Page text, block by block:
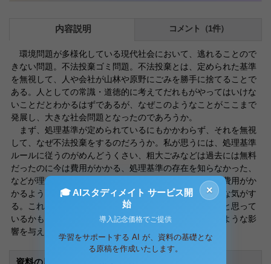
内容説明 コメント（1件）
環境問題が多様化している現代社会において、逃れることので
きない問題。不法投棄ゴミ問題。不法投棄とは、定められた基準
を無視して、人や会社が山林や原野にごみを勝手に捨てることで
ある。人としての常識・道徳的に考えてだれもがやってはいけな
いことだとわかるはずであるが、なぜこのようなことがここまで
発展し、大きな社会問題となったのであろうか。
まず、処理基準が定められているにもかかわらず、それを無視
して、なぜ不法投棄をするのだろうか。私が思うには、処理基準
ルールに従うのがめんどうくさい、粗大ごみなどは過去には無料
だったのに今は費用がかかる、処理基準の存在を知らなかった、
などが理由であろう。事実、規制が厳しくなり、廃棄に費用がか
かるようになったため前より余計不法投棄が増えたような気がす
る。これらの理由は言い訳をする人にとっては正当だ、と思って
いるかもしれないが、不法投棄をすることで環境にどのような影
響を与えるかもう一度考えて欲しい。
資料の原本内容
×
🎓 AIスタディメイト サービス開
始
導入記念価格でご提供
学習をサポートする AI が、資料の基礎とな
る原稿を作成いたします。